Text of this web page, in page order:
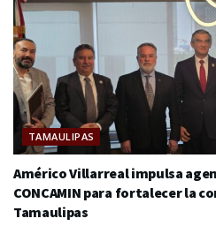
TAMAULIPAS
Américo Villarreal impulsa
CONCAMIN para fortalecer la
Tamaulipas